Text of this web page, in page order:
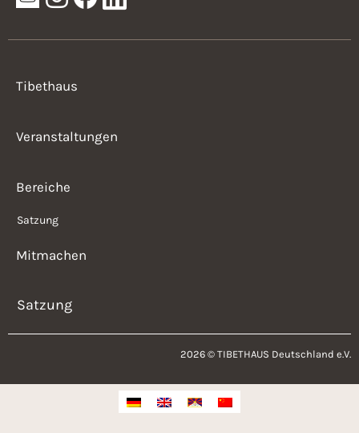
Tibethaus
Veranstaltungen
Bereiche
Satzung
Mitmachen
Satzung
2026 © TIBETHAUS Deutschland e.V.